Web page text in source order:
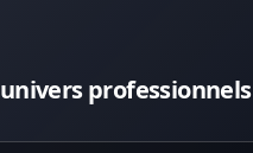
professionnels